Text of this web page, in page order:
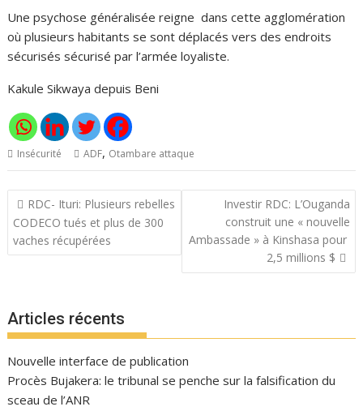
Une psychose généralisée reigne dans cette agglomération
où plusieurs habitants se sont déplacés vers des endroits
sécurisés sécurisé par l’armée loyaliste.
Kakule Sikwaya depuis Beni
Insécurité ADF, Otambare attaque
Navigation
de
l’article
RDC- Ituri: Plusieurs rebelles
CODECO tués et plus de 300
vaches récupérées
Investir RDC: L’Ouganda
construit une « nouvelle
Ambassade » à Kinshasa pour
2,5 millions $
Articles récents
Nouvelle interface de publication
Procès Bujakera: le tribunal se penche sur la falsification du
sceau de l’ANR